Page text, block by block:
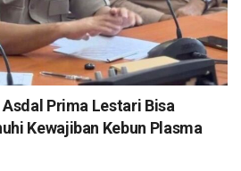
Prima Lestari Bisa
Kewajiban Kebun Plasma